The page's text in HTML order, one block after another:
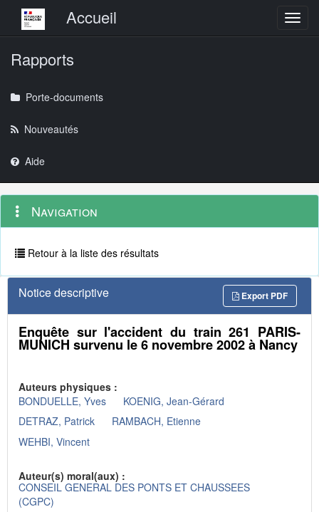
Menu principalAccueil
Rapports
Porte-documents
Nouveautés
Aide
Navigation
outils
Menu
contextuel
Navigation
Retour à la liste des résultats
Notice descriptive Export PDF
Enquête sur l'accident du train 261 PARIS-
MUNICH survenu le 6 novembre 2002 à Nancy
Auteurs physiques :
BONDUELLE, Yves
KOENIG, Jean-Gérard
DETRAZ, Patrick
RAMBACH, Etienne
WEHBI, Vincent
Auteur(s) moral(aux) :
CONSEIL GENERAL DES PONTS ET CHAUSSEES
(CGPC)